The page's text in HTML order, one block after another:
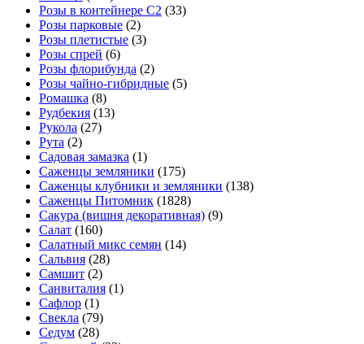
Розы в контейнере С2 (33)
Розы парковые (2)
Розы плетистые (3)
Розы спрей (6)
Розы флорибунда (2)
Розы чайно-гибридные (5)
Ромашка (8)
Рудбекия (13)
Рукола (27)
Рута (2)
Садовая замазка (1)
Саженцы земляники (175)
Саженцы клубники и земляники (138)
Саженцы Питомник (1828)
Сакура (вишня декоративная) (9)
Салат (160)
Салатный микс семян (14)
Сальвия (28)
Самшит (2)
Санвиталия (1)
Сафлор (1)
Свекла (79)
Седум (28)